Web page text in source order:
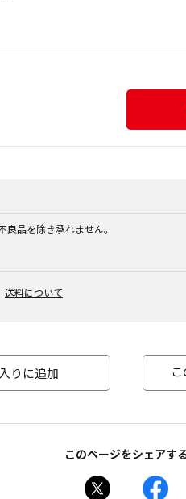
品を除き承れません。
送料について
りに追加
このページをシェアす